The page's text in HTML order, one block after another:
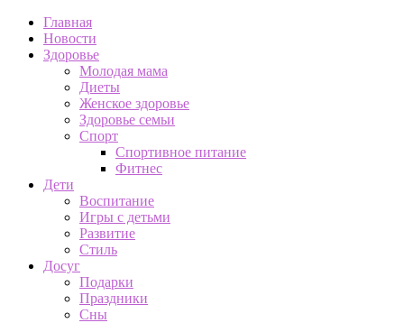
Главная
Новости
Здоровье
Молодая мама
Диеты
Женское здоровье
Здоровье семьи
Спорт
Спортивное питание
Фитнес
Дети
Воспитание
Игры с детьми
Развитие
Стиль
Досуг
Подарки
Праздники
Сны